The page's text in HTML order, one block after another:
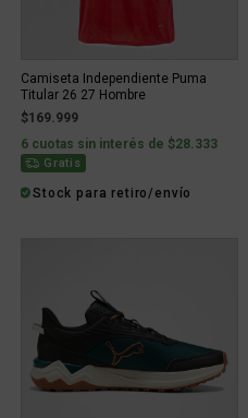
Camiseta Independiente Puma
Titular 26 27 Hombre
$169.999
6 cuotas sin interés de $28.333
Gratis
Stock para retiro/envío